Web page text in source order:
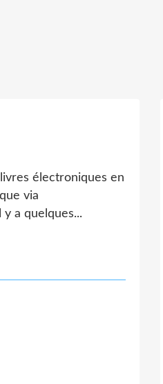
électroniques en
via
a quelques...